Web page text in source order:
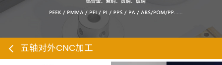
五轴对外CNC加工